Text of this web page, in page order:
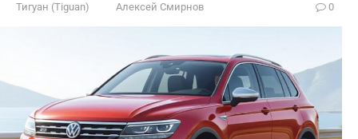
Тигуан (Tiguan) Алексей Смирнов 0